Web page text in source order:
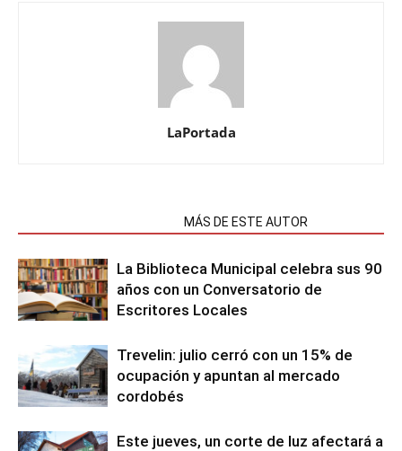
LaPortada
MÁS DE ESTE AUTOR
La Biblioteca Municipal celebra sus 90
años con un Conversatorio de
Escritores Locales
Trevelin: julio cerró con un 15% de
ocupación y apuntan al mercado
cordobés
Este jueves, un corte de luz afectará a